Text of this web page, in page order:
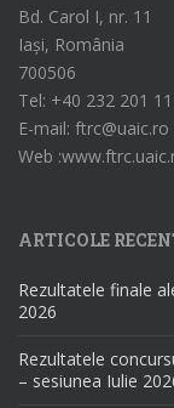
Bd. Carol I, nr. 11
Iași, România
700506
Tel: +40 232 201
E-mail: ftrc@uaic.ro
Web
ARTICOLE
Rezultatele finale
2026
Rezultatele
– sesiunea Iulie